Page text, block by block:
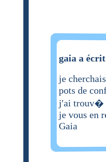
gaia a
je
pots de
j'ai trouv�
je vous en
Gaia